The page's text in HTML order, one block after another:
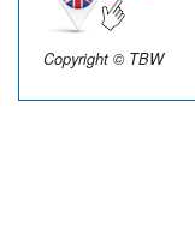
Copyright © TBW